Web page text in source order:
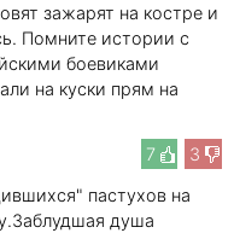
зажарят на костре и
Помните истории с
боевиками
на куски прям на
7
3
пастухов на
душа